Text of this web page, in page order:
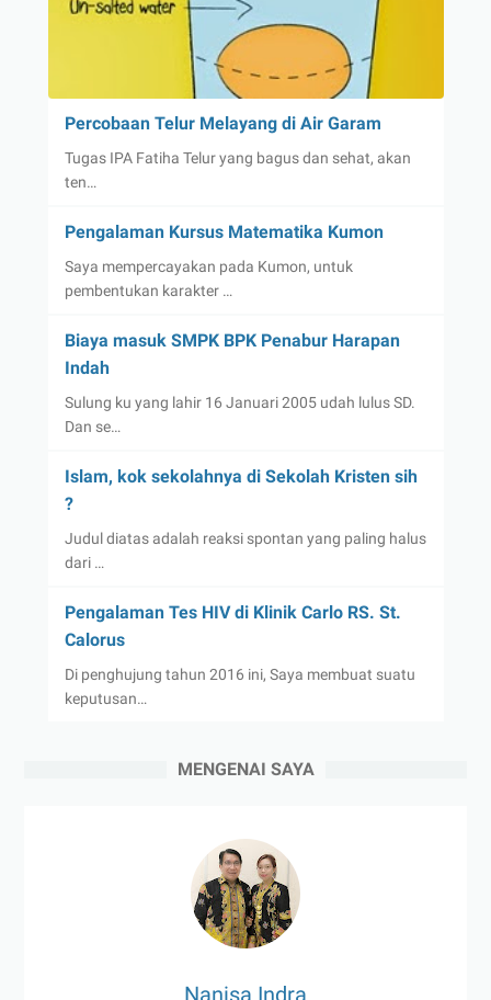
Percobaan Telur Melayang di Air Garam
Tugas IPA Fatiha Telur yang bagus dan sehat, akan
ten…
Pengalaman Kursus Matematika Kumon
Saya mempercayakan pada Kumon, untuk
pembentukan karakter …
Biaya masuk SMPK BPK Penabur Harapan
Indah
Sulung ku yang lahir 16 Januari 2005 udah lulus SD.
Dan se…
Islam, kok sekolahnya di Sekolah Kristen sih
?
Judul diatas adalah reaksi spontan yang paling halus
dari …
Pengalaman Tes HIV di Klinik Carlo RS. St.
Calorus
Di penghujung tahun 2016 ini, Saya membuat suatu
keputusan…
MENGENAI SAYA